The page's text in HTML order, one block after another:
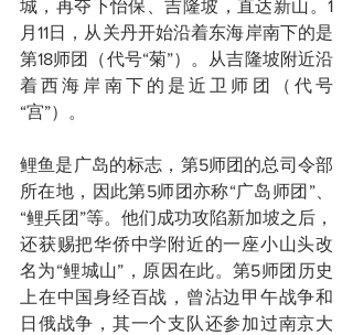
城，再夺下怡保、吉隆坡，直达新山。1
月11日，从关丹开始沿着东海岸南下的是
第18师团（代号“菊”）。从吉隆坡附近沿
着西海岸南下的是近卫师团（代号
“宫”）。
鲤鱼是广岛的标志，第5师团的总司令部
所在地，因此第5师团亦称“广岛师团”、
“鲤兵团”等。他们成功攻陷新加坡之后，
还获赐把华侨中学附近的一座小山头改
名为“鲤城山”，原因在此。第5师团历史
上在中国身经百战，曾沾边甲午战争和
日俄战争，其一个支队还参加过南京大